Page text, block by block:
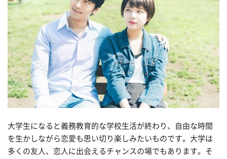
大学生になると義務教育的な学校生活が終わり、自由な時間
を生かしながら恋愛も思い切り楽しみたいものです。大学は
多くの友人、恋人に出会えるチャンスの場でもあります。そ